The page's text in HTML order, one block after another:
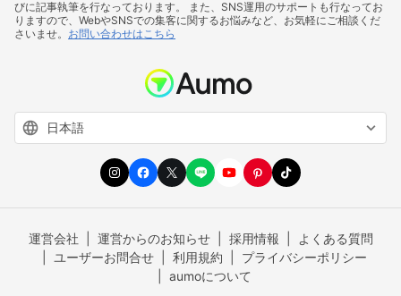
びに記事執筆を行なっております。 また、SNS運用のサポートも行なってお
りますので、WebやSNSでの集客に関するお悩みなど、お気軽にご相談くだ
さいませ。 お問い合わせはこちら
運営会社 運営からのお知らせ 採用情報
よくある質問
ユーザーお問合せ
利用規約
プライバシーポリシー
aumoについて